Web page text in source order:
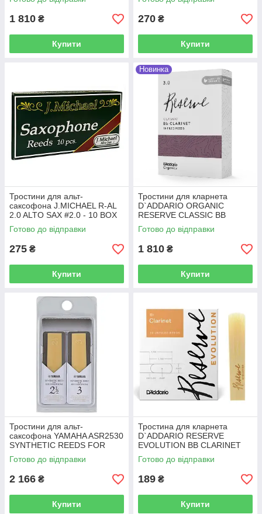
1 810 ₴
Купити
270 ₴
Купити
Тростини для альт-
саксофона J.MICHAEL R-AL
2.0 ALTO SAX #2.0 - 10 BOX
Готово до відправки
275 ₴
Купити
Новинка
Тростини для кларнета
D`ADDARIO ORGANIC
RESERVE CLASSIC BB
CLARINET #3.0 - 10 BOX
Готово до відправки
1 810 ₴
Купити
Тростини для альт-
саксофона YAMAHA ASR2530
SYNTHETIC REEDS FOR
ALTO SAXOPHONE - #2.5,
#3.0
Готово до відправки
2 166 ₴
Купити
Тростина для кларнета
D`ADDARIO RESERVE
EVOLUTION BB CLARINET
#3.0 (1ШТ)
Готово до відправки
189 ₴
Купити